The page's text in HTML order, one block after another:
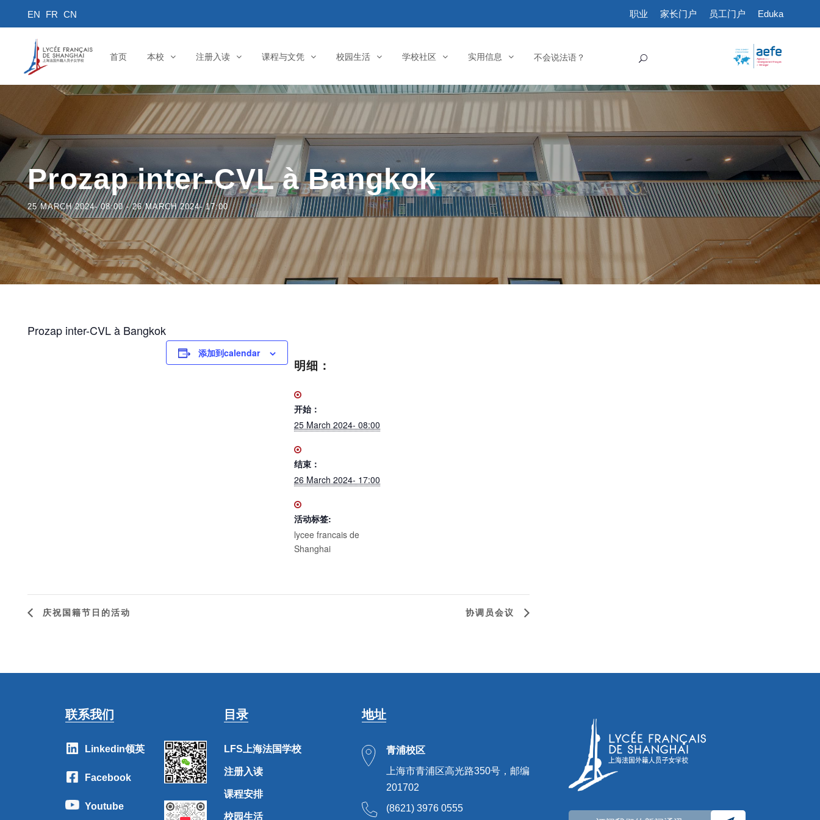
职业 家长门户 员工门户 Eduka
首页 本校 注册入读 课程与文凭 校园生活 学校社区 实用信息 不会说法语？
Prozap inter-CVL à Bangkok
25 MARCH 2024- 08:00-26 MARCH 2024- 17:00
Prozap inter-CVL à Bangkok
添加到calendar
明细：
开始：
25 March 2024- 08:00
结束：
26 March 2024- 17:00
活动标签:
lycee francais de
Shanghai
庆祝国籍节日的活动 协调员会议
联系我们
Linkedin领英
Facebook
Youtube
目录
LFS上海法国学校
注册入读
课程安排
校园生活
地址
青浦校区
上海市青浦区高光路350号，邮编
201702
(8621) 3976 0555